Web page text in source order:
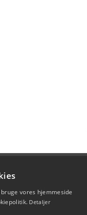
vores hjemmeside
Detaljer